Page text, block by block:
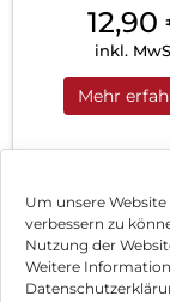
Um unsere
verbessern zu
Nutzung der
Weitere
Samsung
5G
12,90
inkl.
Mehr
Impressum